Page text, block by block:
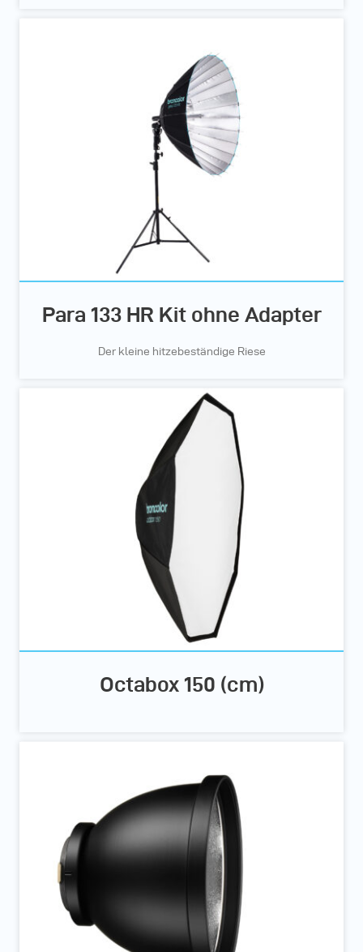
Para 133 HR Kit ohne Adapter
Der kleine hitzebeständige Riese
Octabox 150 (cm)